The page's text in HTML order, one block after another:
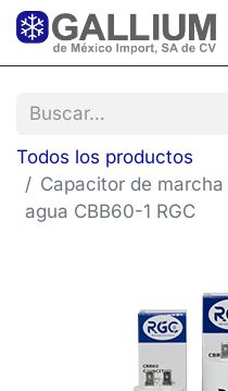
Todos los productos
Capacitor de
agua CBB60-1 RGC